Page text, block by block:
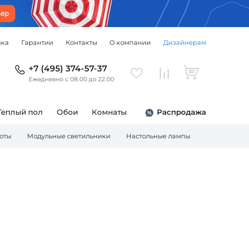
Гарантии Контакты О компании Дизайнерам
+7 (495) 374-57-37
Ежедневно с 08.00 до 22.00
пол Обои Комнаты Распродажа
Модульные светильники Настольные лампы